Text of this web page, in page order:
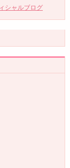
シャルブログ